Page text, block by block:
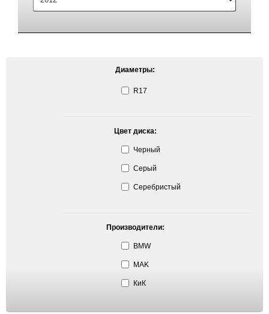
Диаметры:
R17
Цвет диска:
Черный
Серый
Серебристый
Производители:
BMW
MAK
КиК